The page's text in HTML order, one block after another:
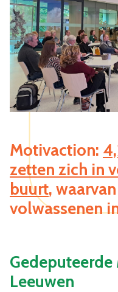
Motivaction:
zetten zich in
buurt,
volwassenen
Gedeputeerde
Leeuwen